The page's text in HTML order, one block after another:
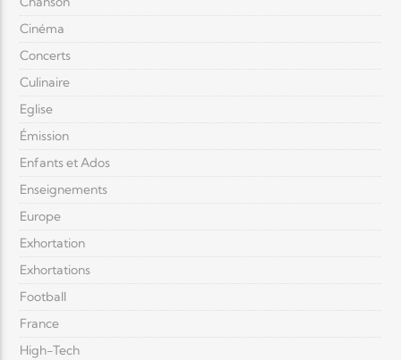
Cinéma
Concerts
Culinaire
Eglise
Émission
Enfants et Ados
Enseignements
Europe
Exhortation
Exhortations
Football
France
High-Tech